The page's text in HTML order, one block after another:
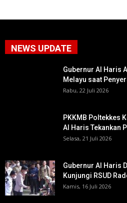
NEWS UPDATE
Gubernur Al Haris
Melayu saat
Rabu, 22 Juli 2026
PKKMB Poltekkes
Al Haris Tekankan
Selasa, 21 Juli 2026
Gubernur Al Haris
Kunjungi RSUD
Kamis, 16 Juli 2026